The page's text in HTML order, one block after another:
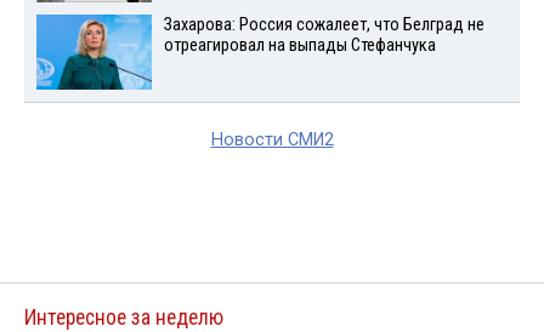
Захарова: Россия сожалеет, что Белград не
отреагировал на выпады Стефанчука
Новости СМИ2
Интересное за неделю